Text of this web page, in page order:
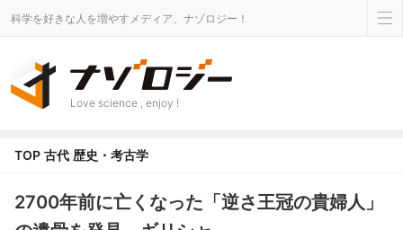
科学を好きな人を増やすメディア、ナゾロジー！
Love science , enjoy !
TOP 古代 歴史・考古学
2700年前に亡くなった「逆さ王冠の貴婦人」